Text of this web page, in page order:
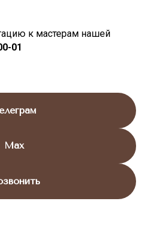
к мастерам нашей
01
Max